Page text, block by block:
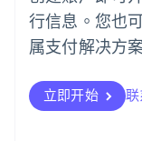
行信息。您也
属支付解决方
立即开始
Português
日本
日本語English
瑞典
瑞士
DeutschFrançais